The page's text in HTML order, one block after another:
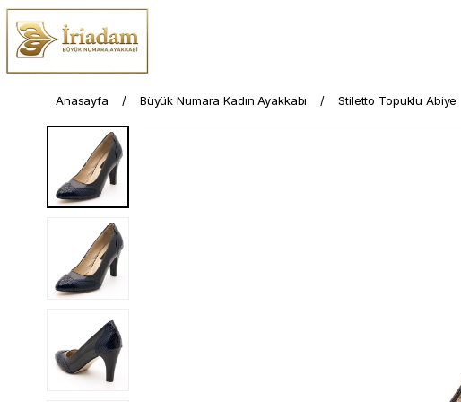
Anasayfa Büyük Numara Kadın Ayakkabı Stiletto Topuklu Abiye